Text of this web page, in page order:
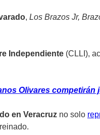
, Los Brazos Jr,
Independiente (CLLI),
Olivares competirán
en Veracruz no solo